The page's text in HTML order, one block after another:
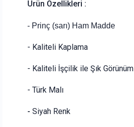
Ürün Özellikleri :
- Prinç (sarı) Ham Madde
- Kaliteli Kaplama
- Kaliteli İşçilik ile Şık Görünüm
- Türk Malı
- Siyah Renk